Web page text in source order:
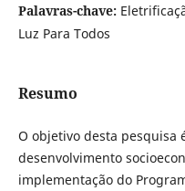
Palavras-chave:
Luz Para Todos
Resumo
O objetivo desta pesquisa
desenvolvimento
implementação do